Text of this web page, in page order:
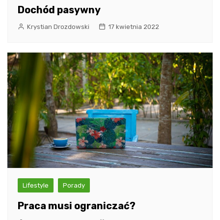
Dochód pasywny
Krystian Drozdowski 17 kwietnia 2022
Lifestyle Porady
Praca musi ograniczać?